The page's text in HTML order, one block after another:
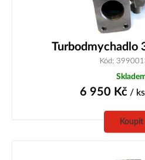
Turbodmychadlo
Kód:
6 950 Kč/ ks
Koupit